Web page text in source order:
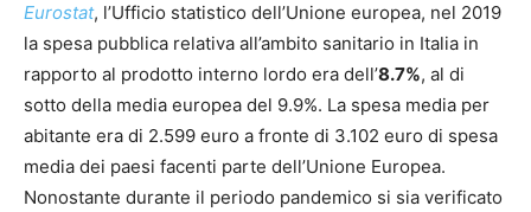
Eurostat, l’Ufficio statistico dell’Unione europea, nel 2019
la spesa pubblica relativa all’ambito sanitario in Italia in
rapporto al prodotto interno lordo era dell’8.7%, al di
sotto della media europea del 9.9%. La spesa media per
abitante era di 2.599 euro a fronte di 3.102 euro di spesa
media dei paesi facenti parte dell’Unione Europea.
Nonostante durante il periodo pandemico si sia verificato